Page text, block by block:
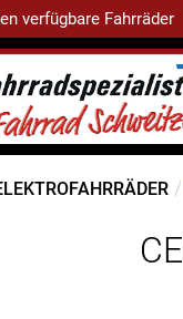
verfügbare Fahrräder